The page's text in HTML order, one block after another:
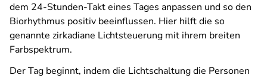
dem 24-Stunden-Takt eines Tages anpassen und so den
Biorhythmus positiv beeinflussen. Hier hilft die so
genannte zirkadiane Lichtsteuerung mit ihrem breiten
Farbspektrum.
Der Tag beginnt, indem die Lichtschaltung die Personen